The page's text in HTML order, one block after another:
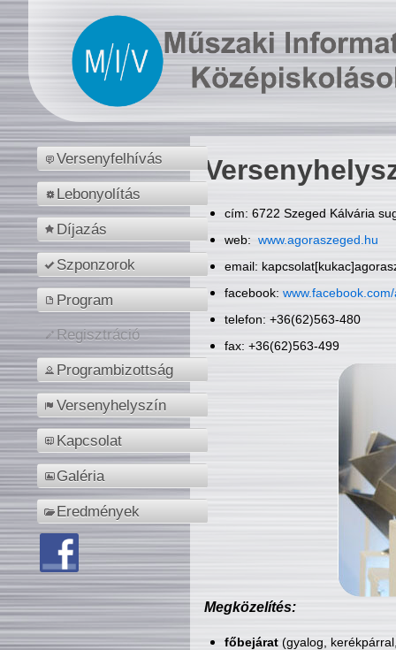
Versenyfelhívás
Lebonyolítás
Díjazás
Szponzorok
Program
Regisztráció
Programbizottság
Versenyhelyszín
Kapcsolat
Galéria
Eredmények
cím: 6722 Szeged Kálvária
web: www.agoraszeged.hu
email:
facebook:
telefon: +36(62)563-480
fax: +36(62)563-499
Megközelítés:
főbejárat(gyalog,